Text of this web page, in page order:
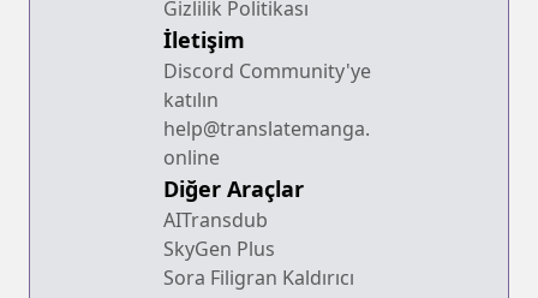
Gizlilik Politikası
İletişim
Discord Community'ye
katılın
help@translatemanga.
online
Diğer Araçlar
AITransdub
SkyGen Plus
Sora Filigran Kaldırıcı